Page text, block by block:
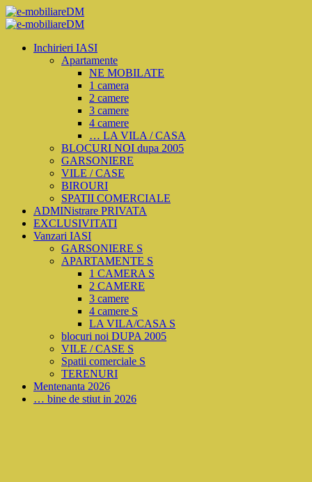
Inchirieri IASI
Apartamente
NE MOBILATE
1 camera
2 camere
3 camere
4 camere
… LA VILA / CASA
BLOCURI NOI dupa 2005
GARSONIERE
VILE / CASE
BIROURI
SPATII COMERCIALE
ADMINistrare PRIVATA
EXCLUSIVITATI
Vanzari IASI
GARSONIERE S
APARTAMENTE S
1 CAMERA S
2 CAMERE
3 camere
4 camere S
LA VILA/CASA S
blocuri noi DUPA 2005
VILE / CASE S
Spatii comerciale S
TERENURI
Mentenanta 2026
… bine de stiut in 2026